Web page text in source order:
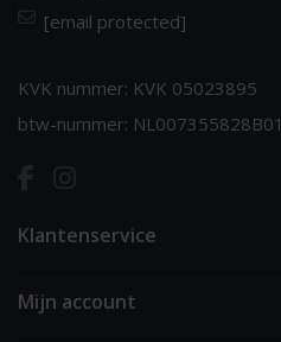
[email protected]
KVK nummer: KVK 05023895
btw-nummer: NL007355828B01
Klantenservice
Mijn account